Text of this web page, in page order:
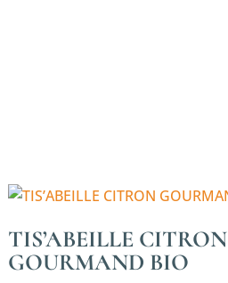
TIS’ABEILLE CITRON
GOURMAND BIO